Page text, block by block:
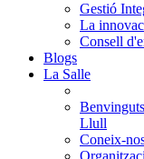
Gestió
La
Consell
Blogs
La Salle
Llull
Coneix-